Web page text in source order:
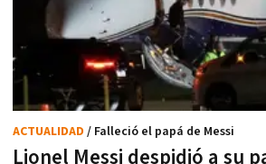
Lionel Messi despidió a su
ACTUALIDAD / Falleció el papá de Messi